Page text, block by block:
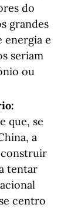
do
grandes
energia e
seriam
ou
que, se
a
construir
tentar
centro